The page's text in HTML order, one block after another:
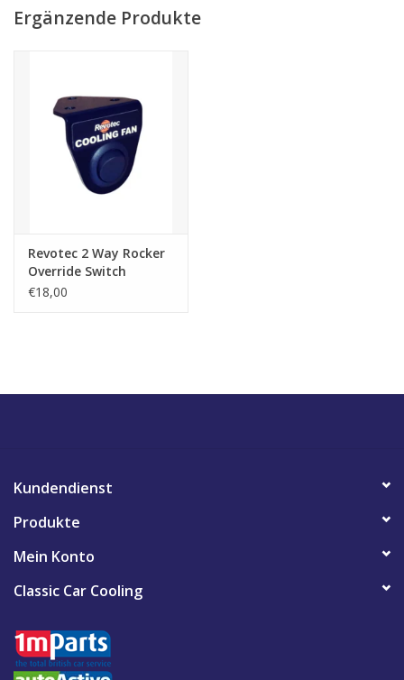
Verwendung mit standardmäßigen, nicht modifizierten
Ergänzende Produkte
Revotec 2 Way Rocker
Override Switch
€18,00
Kundendienst
Produkte
Mein Konto
Classic Car Cooling